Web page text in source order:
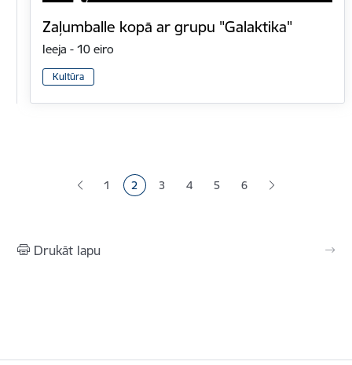
Zaļumballe kopā ar grupu "Galaktika"
Ieeja - 10 eiro
Kultūra
Lapa
1 Pašreizējā lapa
2 Lapa
3 Lapa
4 Lapa
5 6
Drukāt lapu